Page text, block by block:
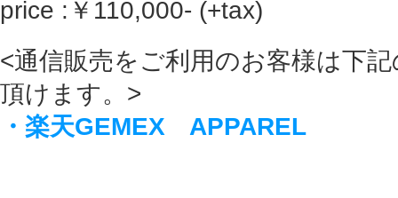
price :￥110,000- (+tax)
<通信販売をご利用のお客様は下
頂けます。>
・楽天GEMEX APPAREL